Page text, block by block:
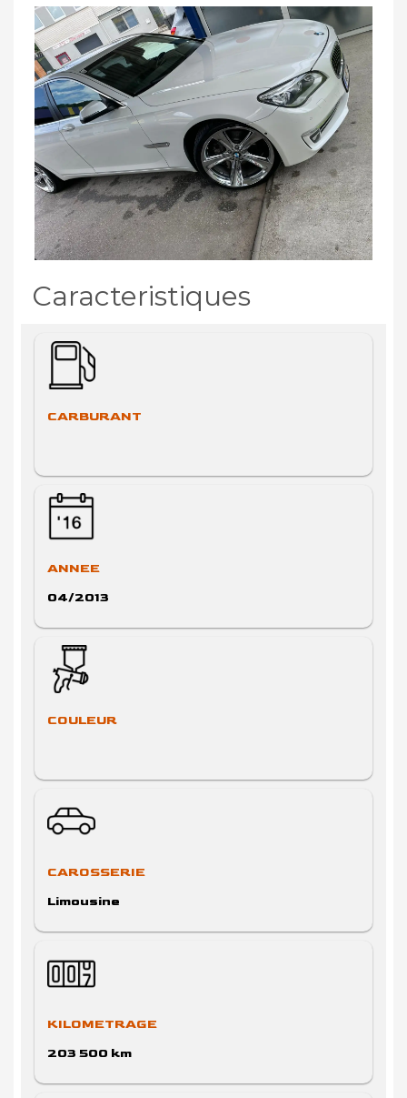
Caracteristiques
CARBURANT
ANNEE
04/2013
COULEUR
CAROSSERIE
Limousine
KILOMETRAGE
203 500 km